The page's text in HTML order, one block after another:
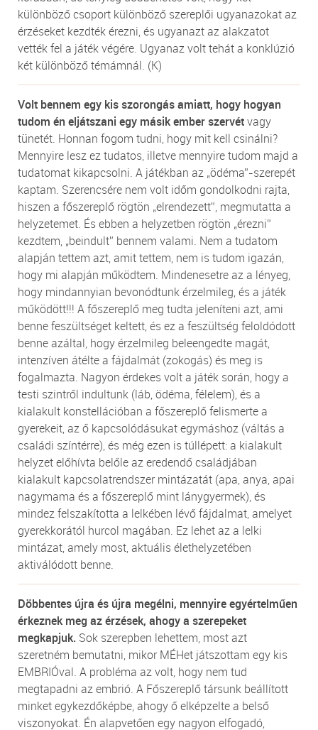
különböző csoport különböző szereplői ugyanazokat az
érzéseket kezdték érezni, és ugyanazt az alakzatot
vették fel a játék végére. Ugyanaz volt tehát a konklúzió
két különböző témámnál. (K)
Volt bennem egy kis szorongás amiatt, hogy hogyan
tudom én eljátszani egy másik ember szervétvagy
tünetét. Honnan fogom tudni, hogy mit kell csinálni?
Mennyire lesz ez tudatos, illetve mennyire tudom majd a
tudatomat kikapcsolni. A játékban az „ödéma”-szerepét
kaptam. Szerencsére nem volt időm gondolkodni rajta,
hiszen a főszereplő rögtön „elrendezett”, megmutatta a
helyzetemet. És ebben a helyzetben rögtön „érezni”
kezdtem, „beindult” bennem valami. Nem a tudatom
alapján tettem azt, amit tettem, nem is tudom igazán,
hogy mi alapján működtem. Mindenesetre az a lényeg,
hogy mindannyian bevonódtunk érzelmileg, és a játék
működött!!! A főszereplő meg tudta jeleníteni azt, ami
benne feszültséget keltett, és ez a feszültség feloldódott
benne azáltal, hogy érzelmileg beleengedte magát,
intenzíven átélte a fájdalmát (zokogás) és meg is
fogalmazta. Nagyon érdekes volt a játék során, hogy a
testi szintről indultunk (láb, ödéma, félelem), és a
kialakult konstellációban a főszereplő felismerte a
gyerekeit, az ő kapcsolódásukat egymáshoz (váltás a
családi színtérre), és még ezen is túllépett: a kialakult
helyzet előhívta belőle az eredendő családjában
kialakult kapcsolatrendszer mintázatát (apa, anya, apai
nagymama és a főszereplő mint lánygyermek), és
mindez felszakította a lelkében lévő fájdalmat, amelyet
gyerekkorától hurcol magában. Ez lehet az a lelki
mintázat, amely most, aktuális élethelyzetében
aktiválódott benne.
Döbbentes újra és újra megélni, mennyire egyértelműen
érkeznek meg az érzések, ahogy a szerepeket
megkapjuk. Sok szerepben lehettem, most azt
szeretném bemutatni, mikor MÉHet játszottam egy kis
EMBRIÓval. A probléma az volt, hogy nem tud
megtapadni az embrió. A Főszereplő társunk beállított
minket egykezdőképbe, ahogy ő elképzelte a belső
viszonyokat. Én alapvetően egy nagyon elfogadó,